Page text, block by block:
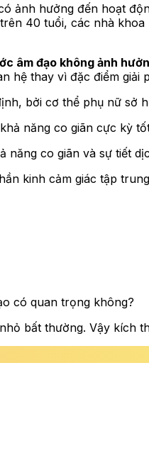
ảnh hưởng đến hoạt
40 tuổi, các nhà
âm đạo không ảnh
hệ thay vì đặc điểm giải
bởi cơ thể phụ nữ sở
năng co giãn cực kỳ
năng co giãn và sự tiết
kinh cảm giác tập
có quan trọng không?
bất thường. Vậy kích